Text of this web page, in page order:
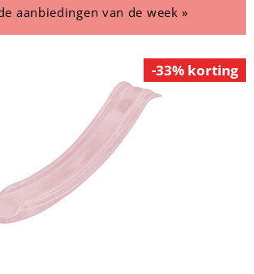
aanbiedingen van de week »
-33% korting